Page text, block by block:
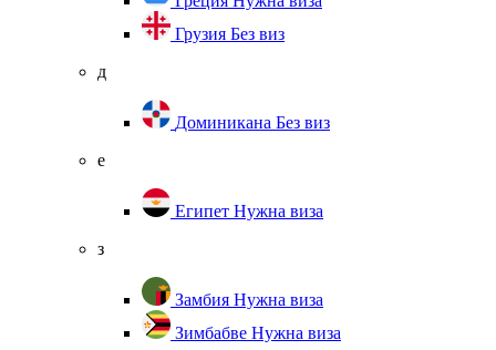
Грузия Без виз
д
Доминикана Без виз
е
Египет Нужна виза
з
Замбия Нужна виза
Зимбабве Нужна виза